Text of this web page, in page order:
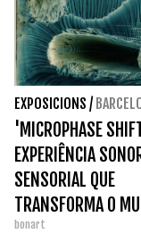
EXPOSICIONS /
'MICROPHASE
EXPERIÊNCIA
SENSORIAL QUE
TRANSFORMA O
TÀPIES.
bonart